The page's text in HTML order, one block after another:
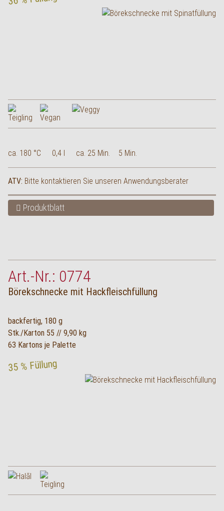
ca. 180 °C 0,4 l ca. 25 Min. 5 Min.
ATV: Bitte kontaktieren Sie unseren Anwendungsberater
Produktblatt
Art.-Nr.: 0774
Börekschnecke mit Hackfleischfüllung
backfertig, 180 g
Stk./Karton 55 // 9,90 kg
63 Kartons je Palette
35 % Füllung